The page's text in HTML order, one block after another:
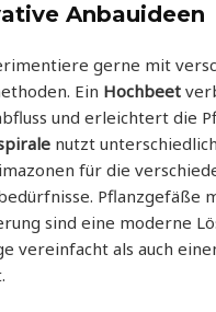
Anbauideen
gerne mit
Ein Hochbeet
und erleichtert die
nutzt
für die
Pflanzgefäße
sind eine moderne
vereinfacht als auch